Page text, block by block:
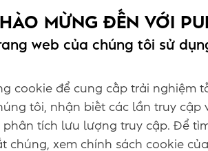
11 thg 6 2026
Với triết lý
Trái Đất,
hạng mục
Công Bằng
thưởng Top 50
Xem thêm
MỪNG ĐẾN VỚI
web của chúng tôi sử
cookie để cung cấp trải nghiệm
tôi, nhận biết các lần truy cập
tích lưu lượng truy cập. Để
chúng, xem chính sách cookie